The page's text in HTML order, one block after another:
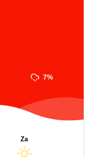
7%
Za